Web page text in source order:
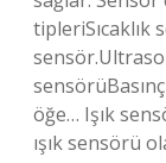
tipleriSıcaklık
öğe… Işık
ışık sensörü